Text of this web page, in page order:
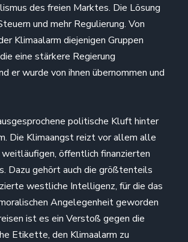
des freien Marktes. Die Lösung
und mehr Regulierung. Von
Klimaalarm diejenigen Gruppen
eine stärkere Regierung
er wurde von ihnen übernommen und
politische Kluft hinter
Die Klimaangst reizt vor allem alle
öffentlich finanzierten
Dazu gehört auch die größtenteils
westliche Intelligenz, für die das
Angelegenheit geworden
ist es ein Verstoß gegen die
Etikette, den Klimaalarm zu